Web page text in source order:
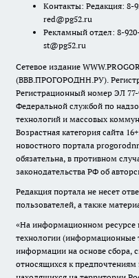
Контакты: Редакция: 8-
red@pg52.ru
Рекламный отдел: 8-
st@pg52.ru
Сетевое издание
(ВВВ.ПРОГОРОДНН.РУ).
Регистрационный номер ЭЛ 77-
Федеральной службой по
технологий и массовых
Возрастная категория сайта
новостного портала
обязательна, в противном
законодательства РФ об
Редакция портала не несет
пользователей, а также
«На информационном ресурсе
технологии (информационные
информации на основе сбора,
относящихся к предпочтениям